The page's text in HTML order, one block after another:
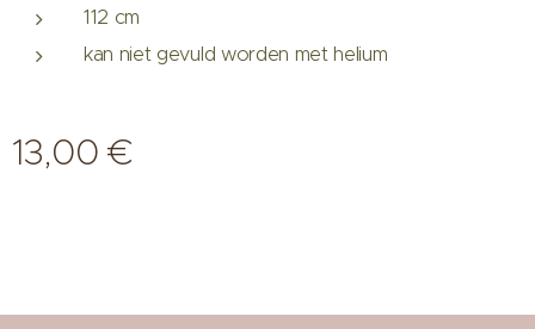
112 cm
kan niet gevuld worden met helium
13,00 €